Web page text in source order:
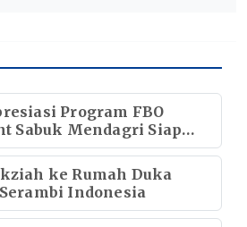
Program FBO
Sabuk Mendagri Siap
Gerakan Nasional
ke Rumah Duka
Indonesia